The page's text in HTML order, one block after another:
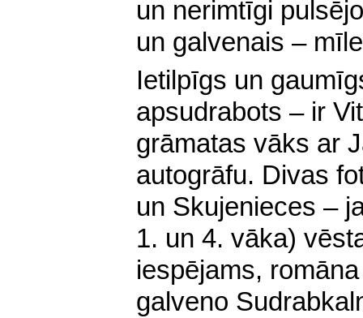
un nerimtīgi
un galvenais –
Ietilpīgs un
apsudrabots – ir
grāmatas vāks ar
autogrāfu. Divas
un Skujenieces –
1. un 4. vāka)
iespējams,
galveno